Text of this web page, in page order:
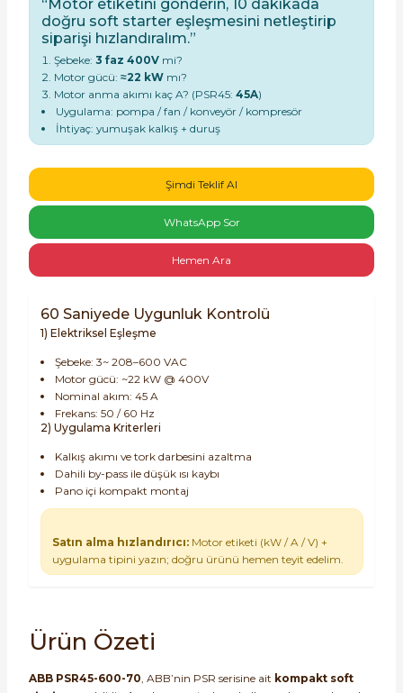
Pako Şalterler“Motor etiketini gönderin, 10 dakikada
doğru soft starter eşleşmesini netleştirip
siparişi hızlandıralım.”
Şebeke: 3 faz 400Vmi?
Motor gücü: ≈22 kWmı?
Motor anma akımı kaç A? (PSR45: 45A)
Uygulama: pompa / fan / konveyör / kompresör
İhtiyaç: yumuşak kalkış + duruş
Şimdi Teklif Al
WhatsApp Sor
Hemen Ara
60 Saniyede Uygunluk Kontrolü
1) Elektriksel Eşleşme
Şebeke: 3~ 208–600 VAC
Motor gücü: ~22 kW @ 400V
Nominal akım: 45 A
Frekans: 50 / 60 Hz
2) Uygulama Kriterleri
Kalkış akımı ve tork darbesini azaltma
Dahili by-pass ile düşük ısı kaybı
Pano içi kompakt montaj
Satın alma hızlandırıcı: Motor etiketi (kW / A / V) +
uygulama tipini yazın; doğru ürünü hemen teyit edelim.
Ürün Özeti
ABB PSR45-600-70 , ABB’nin PSR serisine ait kompakt soft